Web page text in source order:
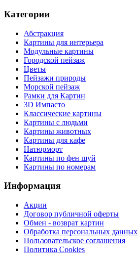
Категории
Абстракция
Картины для интерьера
Модульные картины
Городской пейзаж
Цветы
Пейзажи природы
Морской пейзаж
Рамки для Картин
3D Импасто
Классические картины
Картины с людьми
Картины животных
Картины для кафе
Натюрморт
Картины по фен шуй
Картины по номерам
Информация
Акции
Договор публичной оферты
Обмен - возврат картин
Обработка персональных данных
Пользовательское соглашения
Политика Cookies